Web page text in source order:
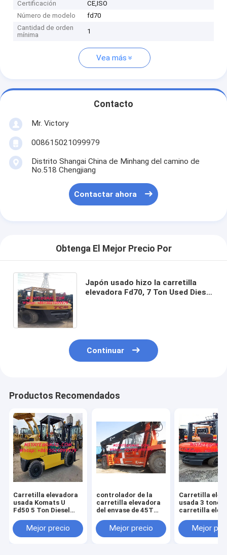
Certificación
CE,ISO
Número de modelo
fd70
Cantidad de orden
mínima
1
Vea más
Contacto
Mr. Victory
008615021099979
Distrito Shangai China de Minhang del camino de
No.518 Chengjiang
Contactar ahora
Obtenga El Mejor Precio Por
Japón usado hizo la carretilla
elevadora Fd70, 7 Ton Used Diesel
Continuar
Productos Recomendados
Carretilla elevadora
usada Komats U
Fd50 5 Ton Diesel
condiciones de
trabajo
Mejor precio
controlador de la
carretilla elevadora
del envase de 45T
la maquinaria
pesada
Mejor precio
Carretilla
usada 3
carretilla
elevadora
Toyota de la
Mejor